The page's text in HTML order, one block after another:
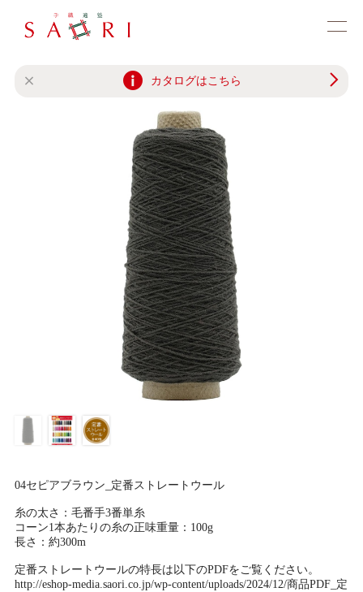
カタログはこちら
04セピアブラウン_定番ストレートウール
糸の太さ：毛番手3番単糸
コーン1本あたりの糸の正味重量：100g
長さ：約300m
定番ストレートウールの特長は以下のPDFをご覧ください。
http://eshop-media.saori.co.jp/wp-content/uploads/2024/12/商品PDF_定